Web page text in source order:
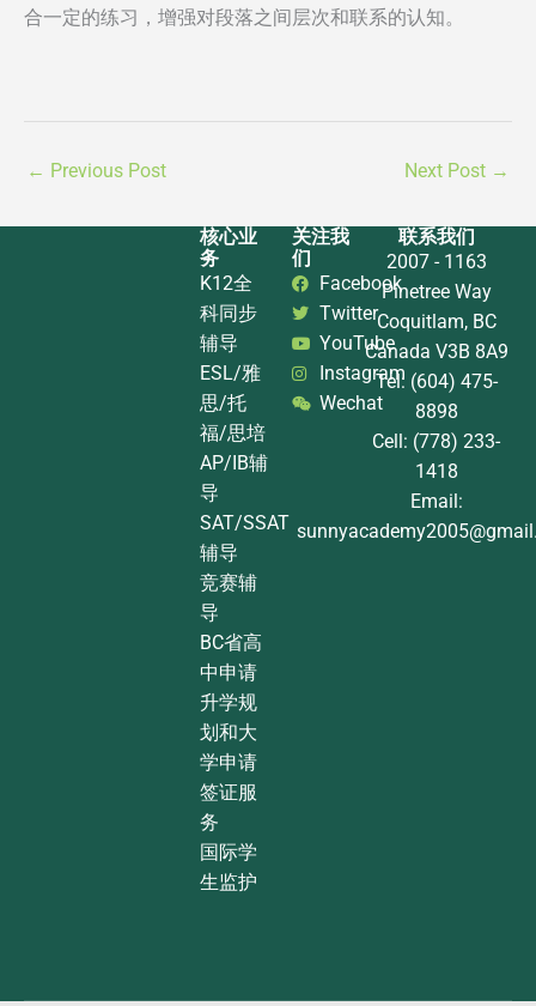
合一定的练习，增强对段落之间层次和联系的认知。
← Previous Post Next Post →
核心业
务
K12全
科同步
辅导
ESL/雅
思/托
福/思培
AP/IB辅
导
SAT/SSAT
辅导
竞赛辅
导
BC省高
中申请
升学规
划和大
学申请
签证服
务
国际学
生监护
关注我
们
Facebook
Twitter
YouTube
Instagram
Wechat
联系我们
2007 - 1163
Pinetree Way
Coquitlam, BC
Canada V3B 8A9
Tel: (604) 475-
8898
Cell: (778) 233-
1418
Email: